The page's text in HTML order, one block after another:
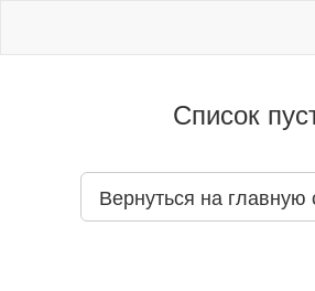
Список
Вернуться на главную